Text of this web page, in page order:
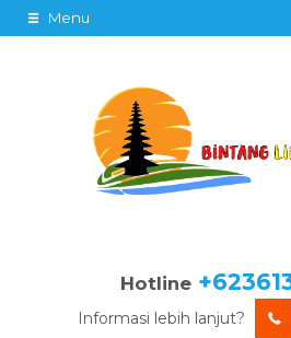
Menu
Hotline
Informasi lebih lanjut?